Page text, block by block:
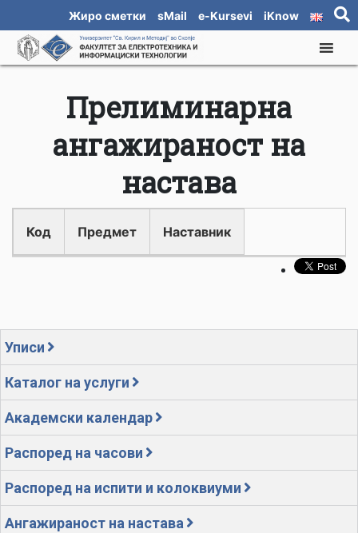
Жиро сметки sMail e-Kursevi iKnow
Прелиминарна
ангажираност на
настава
Код Предмет Наставник
Уписи
Каталог на услуги
Академски календар
Распоред на часови
Распоред на испити и колоквиуми
Ангажираност на настава